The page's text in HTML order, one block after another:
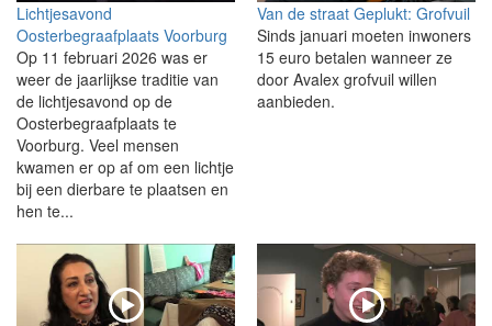
Lichtjesavond
Oosterbegraafplaats Voorburg
Op 11 februari 2026 was er
weer de jaarlijkse traditie van
de lichtjesavond op de
Oosterbegraafplaats te
Voorburg. Veel mensen
kwamen er op af om een lichtje
bij een dierbare te plaatsen en
hen te...
Van de straat Geplukt: Grofvuil
Sinds januari moeten inwoners
15 euro betalen wanneer ze
door Avalex grofvuil willen
aanbieden.